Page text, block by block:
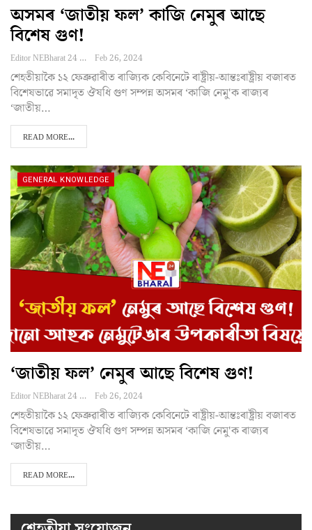
অসমৰ ‘জাতীয় ফল’ কাজি নেমুৰ আছে
বিশেষ গুণ!
Editor NEBharat 24 Feb 26, 2024
শেহতীয়াকৈ ১২ ফেব্ৰুৱাৰীত ৰাজ্যিক কেবিনেটে ৰাষ্ট্ৰীয়-আন্তঃৰাষ্ট্ৰীয় বজাৰত
বিশেষভাৱে সমাদৃত ঔষধি গুণ সম্পন্ন অসমৰ ‘কাজি নেমু'ক ৰাজ্যৰ
‘জাতীয়…
READ MORE...
GENERAL KNOWLEDGE
‘জাতীয় ফল’ নেমুৰ আছে বিশেষ গুণ!
Editor NEBharat 24 Feb 26, 2024
শেহতীয়াকৈ ১২ ফেব্ৰুৱাৰীত ৰাজ্যিক কেবিনেটে ৰাষ্ট্ৰীয়-আন্তঃৰাষ্ট্ৰীয় বজাৰত
বিশেষভাৱে সমাদৃত ঔষধি গুণ সম্পন্ন অসমৰ ‘কাজি নেমু'ক ৰাজ্যৰ
‘জাতীয়…
READ MORE...